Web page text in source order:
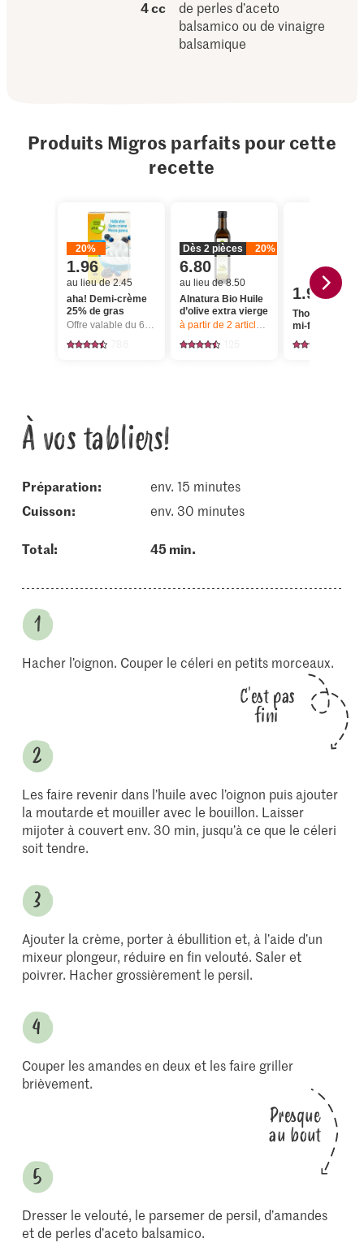
4 cc
de perles d’aceto
balsamico ou de vinaigre
balsamique
Produits Migros parfaits pour cette
recette
20%
1.96
au lieu de 2.45
aha! Demi-crème
25% de gras
Offre valable du 6.8 au 12.8.2026, jusqu’à épuisement du stock.
Dès 2 pièces 20%
6.80
au lieu de 8.50
Alnatura Bio Huile
d’olive extra vierge
à partir de 2 articles, Offre valable du
1.95
Thomy
mi-forte
À vos tabliers!
Préparation:
env. 15 minutes
cuisson:
env. 30 minutes
Total: 45 min.
Hacher l’oignon. Couper le céleri en petits morceaux.
C'est pas
fini
Les faire revenir dans l’huile avec l’oignon puis ajouter
la moutarde et mouiller avec le bouillon. Laisser
mijoter à couvert env. 30 min, jusqu’à ce que le céleri
soit tendre.
Ajouter la crème, porter à ébullition et, à l’aide d’un
mixeur plongeur, réduire en fin velouté. Saler et
poivrer. Hacher grossièrement le persil.
Couper les amandes en deux et les faire griller
brièvement.
Presque
au bout
Dresser le velouté, le parsemer de persil, d’amandes
et de perles d’aceto balsamico.